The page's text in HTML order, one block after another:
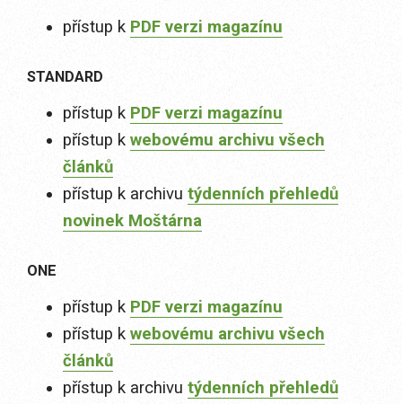
přístup k PDF verzi magazínu
STANDARD
přístup k PDF verzi magazínu
přístup k webovému archivu všech
článků
přístup k archivu týdenních přehledů
novinek Moštárna
ONE
přístup k PDF verzi magazínu
přístup k webovému archivu všech
článků
přístup k archivu týdenních přehledů